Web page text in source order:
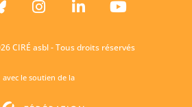
CIRÉ asbl - Tous droits réservés
avec le soutien de la